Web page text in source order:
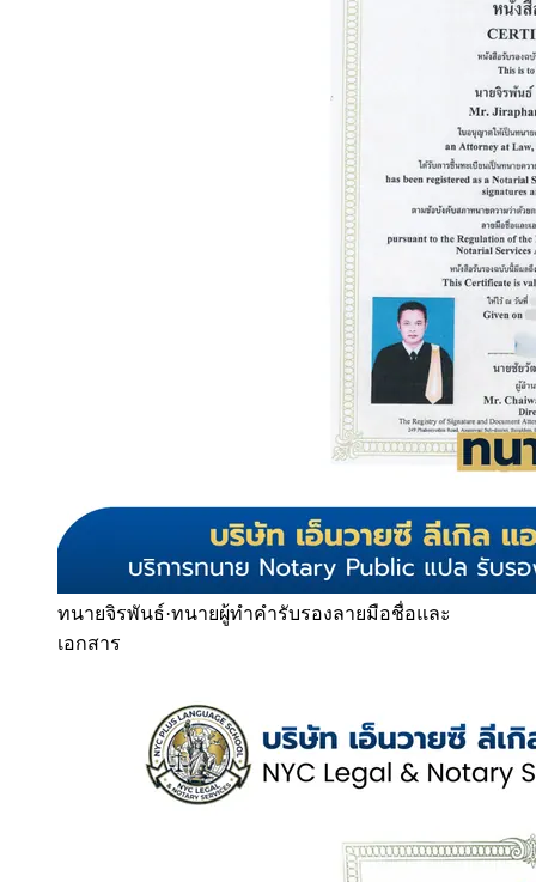
ทนายจิรพันธ์·ทนายผู้ทำคำรับรองลายมือชื่อและ
เอกสาร